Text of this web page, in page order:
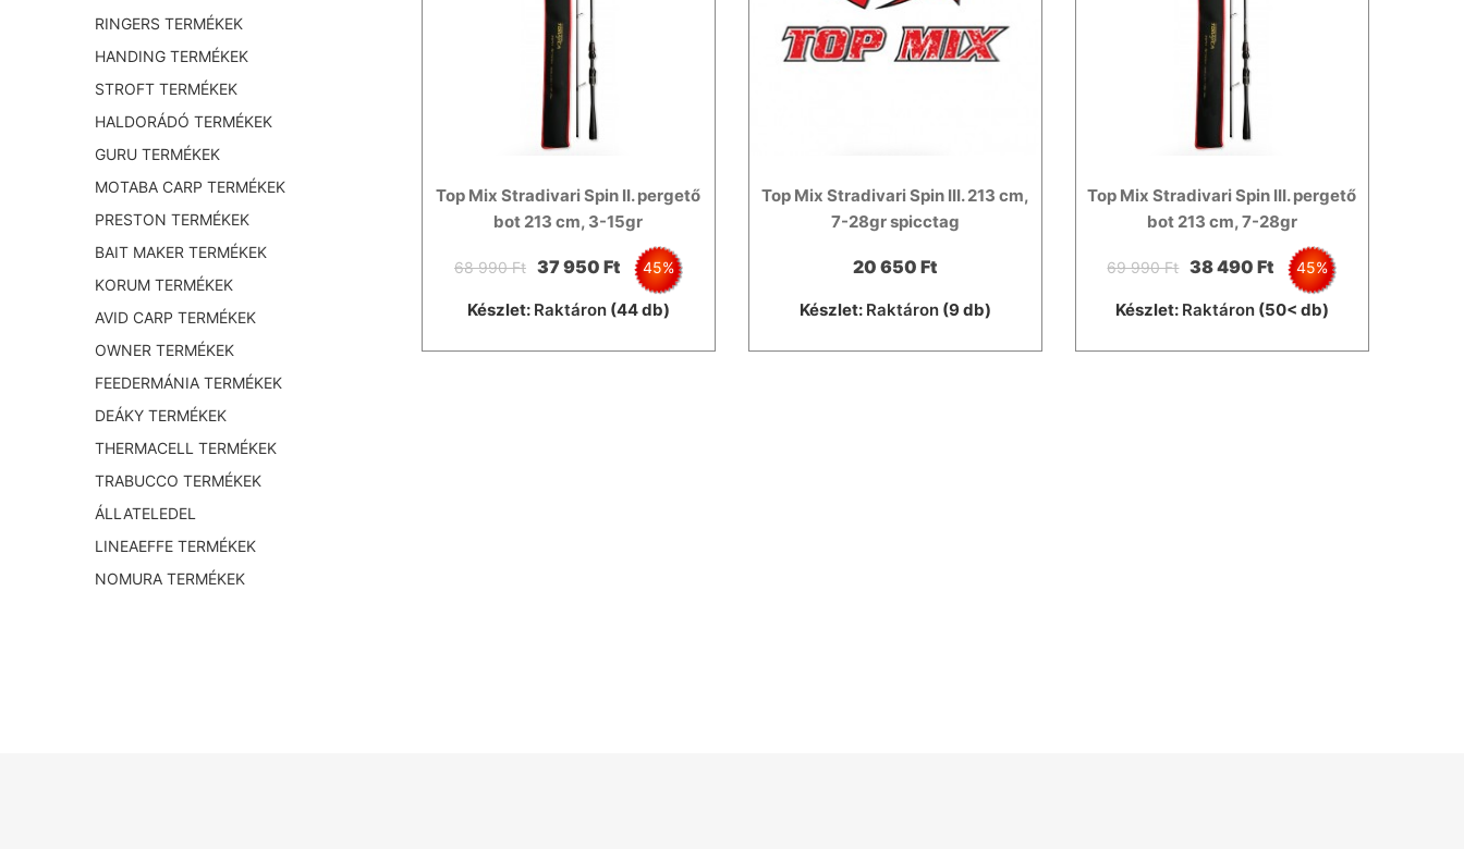
Top Mix Stradivari Spin II. pergető
bot 213 cm, 3-15gr
68 990 Ft 37 950 Ft 45%
Készlet: Raktáron(44 db)
Top Mix Stradivari Spin III. 213 cm,
7-28gr spicctag
20 650 Ft
Készlet: Raktáron(9 db)
Top Mix Stradivari Spin III. pergető
bot 213 cm, 7-28gr
69 990 Ft 38 490 Ft 45%
Készlet: Raktáron(50< db)
RINGERS TERMÉKEK
HANDING TERMÉKEK
STROFT TERMÉKEK
HALDORÁDÓ TERMÉKEK
GURU TERMÉKEK
MOTABA CARP TERMÉKEK
PRESTON TERMÉKEK
BAIT MAKER TERMÉKEK
KORUM TERMÉKEK
AVID CARP TERMÉKEK
OWNER TERMÉKEK
FEEDERMÁNIA TERMÉKEK
DEÁKY TERMÉKEK
THERMACELL TERMÉKEK
TRABUCCO TERMÉKEK
ÁLLATELEDEL
LINEAEFFE TERMÉKEK
NOMURA TERMÉKEK